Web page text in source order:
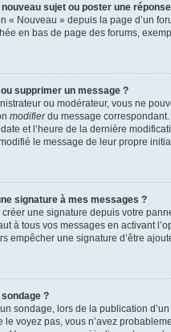
sujet ou poster une
« Nouveau » depuis la page d’un
en bas de page des forums,
supprimer un message ?
ou modérateur, vous ne
modifierdu message correspondant.
et l’heure de la dernière
le message de leur propre
signature à mes messages ?
créer une signature depuis votre
à tous vos messages en activant
empêcher une signature d’être
?
sondage, lors de la publication
le voyez pas, vous n’avez